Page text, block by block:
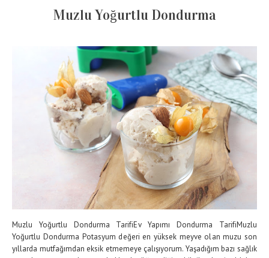
Muzlu Yoğurtlu Dondurma
Muzlu Yoğurtlu Dondurma TarifiEv Yapımı Dondurma TarifiMuzlu
Yoğurtlu Dondurma Potasyum değeri en yüksek meyve olan muzu son
yıllarda mutfağımdan eksik etmemeye çalışıyorum. Yaşadığım bazı sağlık